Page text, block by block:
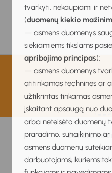
tvarkyti, nekaupiami ir
(duomenų kiekio
— asmens duomenys
siekiamiems tikslams
apribojimo principas);
— asmens duomenys
atitinkamas technines ar
užtikrintas tinkamas
įskaitant apsaugą nuo
arba neteisėto duomenų
praradimo, sunaikinimo
asmens duomenų
darbuotojams, kuriems
Bendra
Apie